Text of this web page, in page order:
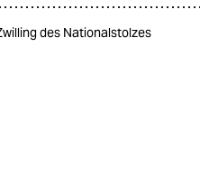
des Nationalstolzes